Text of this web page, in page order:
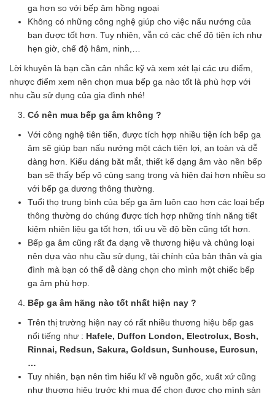
ga hơn so với bếp âm hồng ngoại
Không có những công nghệ giúp cho việc nấu nướng của
bạn được tốt hơn. Tuy nhiên, vẫn có các chế độ tiện ích như
hẹn giờ, chế độ hâm, ninh,…
Lời khuyên là bạn cần cân nhắc kỹ và xem xét lại các ưu điểm,
nhược điểm xem nên chọn mua bếp ga nào tốt là phù hợp với
nhu cầu sử dụng của gia đình nhé!
Có nên mua bếp ga âm không ?
Với công nghệ tiên tiến, được tích hợp nhiều tiện ích bếp ga
âm sẽ giúp bạn nấu nướng một cách tiện lợi, an toàn và dễ
dàng hơn. Kiểu dáng băt mắt, thiết kế dạng âm vào nền bếp
bạn sẽ thấy bếp vô cùng sang trọng và hiện đại hơn nhiều so
với bếp ga dương thông thường.
Tuổi thọ trung bình của bếp ga âm luôn cao hơn các loại bếp
thông thường do chúng được tích hợp những tính năng tiết
kiệm nhiên liệu ga tốt hơn, tối ưu về độ bền cũng tốt hơn.
Bếp ga âm cũng rất đa dạng về thương hiệu và chủng loại
nên dựa vào nhu cầu sử dụng, tài chính của bản thân và gia
đình mà bạn có thể dễ dàng chọn cho mình một chiếc bếp
ga âm phù hợp.
Bếp ga âm hãng nào tốt nhất hiện nay ?
Trên thị trường hiện nay có rất nhiều thương hiệu bếp gas
nổi tiếng như : Hafele, Duffon London, Electrolux, Bosh,
Rinnai, Redsun, Sakura, Goldsun, Sunhouse, Eurosun,
…
Tuy nhiên, bạn nên tìm hiểu kĩ về nguồn gốc, xuất xứ cũng
như thương hiệu trước khi mua để chọn được cho mình sản